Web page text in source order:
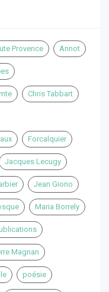
Provence Annot
Chris Tabbart
Forcalquier
Jacques Lecugy
Jean Giono
Maria Borrely
Magnan
poésie